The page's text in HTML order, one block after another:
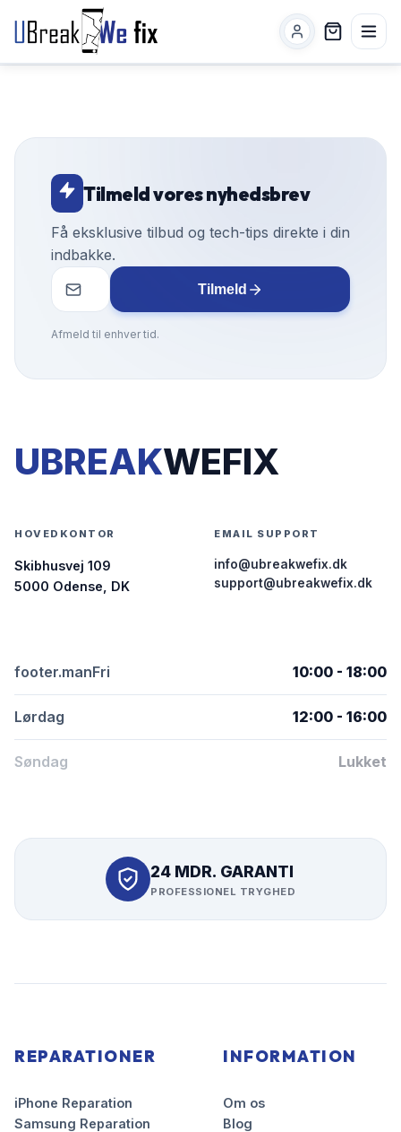
Tilmeld vores nyhedsbrev
Få eksklusive tilbud og tech-tips direkte i din
indbakke.
Tilmeld
Afmeld til enhver tid.
UBREAKWEFIX
HOVEDKONTOR
Skibhusvej 109
5000 Odense, DK
EMAIL SUPPORT
info@ubreakwefix.dk
support@ubreakwefix.dk
footer.manFri 10:00 - 18:00
Lørdag 12:00 - 16:00
Søndag Lukket
24 MDR. GARANTI
PROFESSIONEL TRYGHED
REPARATIONER
iPhone Reparation
Samsung Reparation
INFORMATION
Om os
Blog